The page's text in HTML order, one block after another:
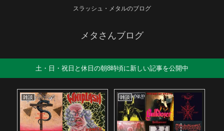
スラッシュ・メタルのブログ
メタさんブログ
土・日・祝日と休日の朝8時頃に新しい記事を公開中
雑談 雑談